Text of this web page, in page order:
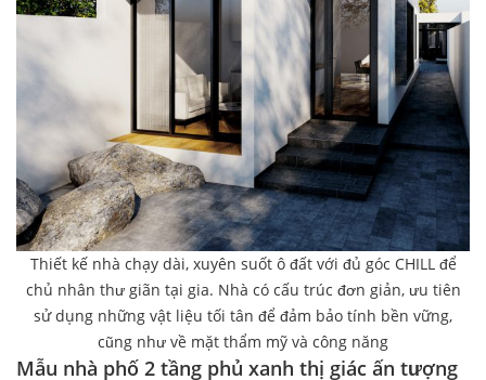
Thiết kế nhà chạy dài, xuyên suốt ô đất với đủ góc CHILL để
chủ nhân thư giãn tại gia. Nhà có cấu trúc đơn giản, ưu tiên
sử dụng những vật liệu tối tân để đảm bảo tính bền vững,
cũng như về mặt thẩm mỹ và công năng
Mẫu nhà phố 2 tầng phủ xanh thị giác ấn tượng